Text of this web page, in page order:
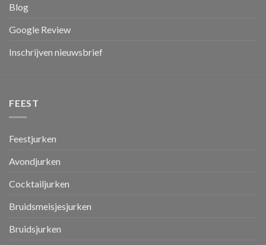
Blog
Google Review
Inschrijven nieuwsbrief
FEEST
Feestjurken
Avondjurken
Cocktailjurken
Bruidsmeisjesjurken
Bruidsjurken